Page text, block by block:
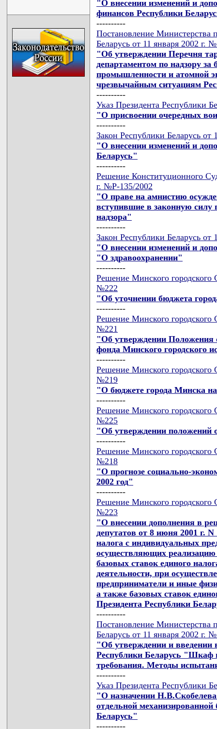
"О внесении изменений и
финансов Республики
----------
Постановление Министерства
Беларусь от 11 января 2002 г.
"Об утверждении Перечня
департаментом по надзору
промышленности и атомной
чрезвычайным ситуациям
----------
Указ Президента Республики
"О присвоении очередных
----------
Закон Республики Беларусь от
"О внесении изменений и
Беларусь"
----------
Решение Конституционного
г. №Р-135/2002
"О праве на амнистию
вступившие в законную силу
надзора"
----------
Закон Республики Беларусь от
"О внесении изменений и
"О здравоохранении"
----------
Решение Минского городского
№222
"Об уточнении бюджета
----------
Решение Минского городского
№221
"Об утверждении Положения
фонда Минского городского
----------
Решение Минского городского
№219
"О бюджете города Минска
----------
Решение Минского городского
№225
"Об утверждении положений
----------
Решение Минского городского
№218
"О прогнозе социально-
2002 год"
----------
Решение Минского городского
№223
"О внесении дополнения в
депутатов от 8 июня 2001 г.
налога с индивидуальных
осуществляющих реализацию
базовых ставок единого
деятельности, при
предприниматели и иные
а также базовых ставок
Президента Республики
----------
Постановление Министерства
Беларусь от 11 января 2002 г.
"Об утверждении и введении
Республики Беларусь "Шкаф
требования. Методы
----------
Указ Президента Республики
"О назначении
отдельной
Беларусь"
----------